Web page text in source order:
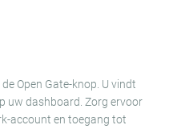
diensten nodig
de Forest - Service État Civil
de Delta, gelegen in het hart
voorzien van een poort, wat
Open Gate-knop. U vindt
uw dashboard. Zorg ervoor
account en toegang tot